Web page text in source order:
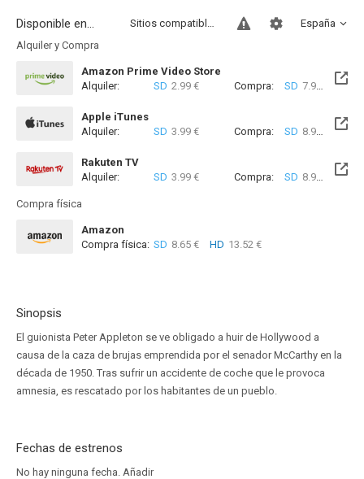
Disponible en... España
Sitios compatibles
Alquiler y Compra
Amazon Prime Video Store
Alquiler:
SD 2.99 € Compra: SD 7.99 € HD
Apple iTunes
Alquiler:
SD 3.99 € Compra: SD 8.99 € HD
Rakuten TV
Alquiler:
SD 3.99 € Compra: SD 8.99 €
Compra física
Amazon
Compra física: SD 8.65 € HD 13.52 €
Sinopsis
El guionista Peter Appleton se ve obligado a huir de Hollywood a
causa de la caza de brujas emprendida por el senador McCarthy en la
década de 1950. Tras sufrir un accidente de coche que le provoca
amnesia, es rescatado por los habitantes de un pueblo.
Fechas de estrenos
No hay ninguna fecha. Añadir